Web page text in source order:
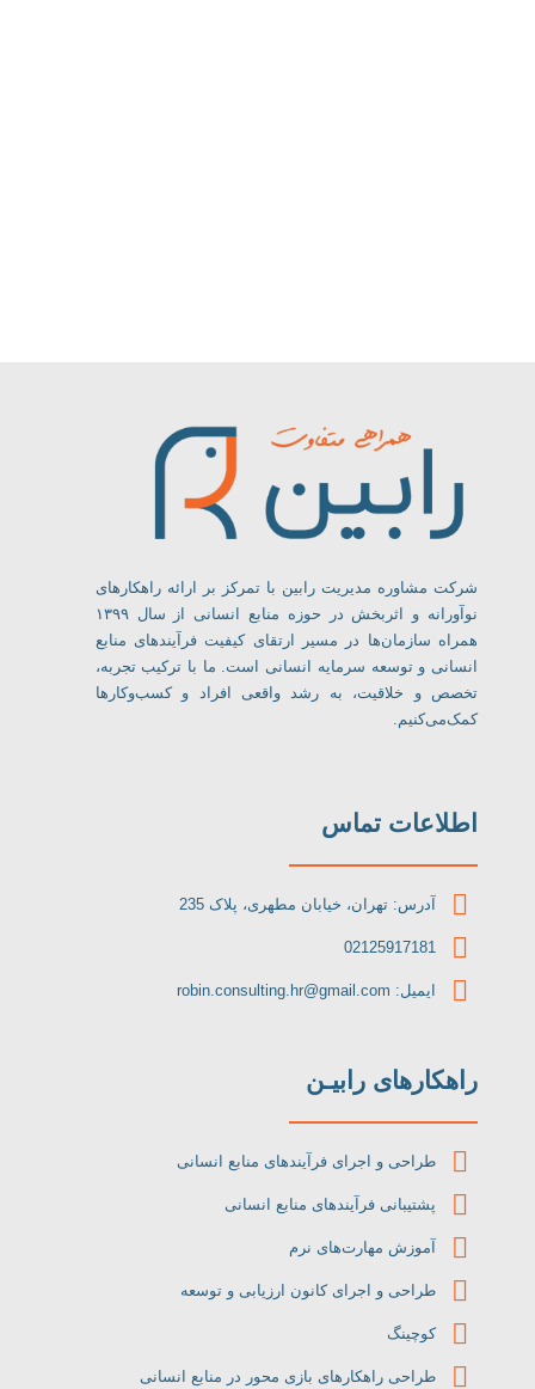
گروه مشاوره منابع انسانی رابین
شرکت مشاوره مدیریت رابین با تمرکز بر ارائه راهکارهای
نوآورانه و اثربخش در حوزه منابع انسانی از سال ۱۳۹۹
همراه سازمان‌ها در مسیر ارتقای کیفیت فرآیندهای منابع
انسانی و توسعه سرمایه انسانی است. ما با ترکیب تجربه،
تخصص و خلاقیت، به رشد واقعی افراد و کسب‌وکارها
کمک‌می‌کنیم.
اطلاعات تماس
آدرس: تهران، خیابان مطهری، پلاک 235
02125917181
ایمیل: robin.consulting.hr@gmail.com
راهکارهای رابیـن
طراحی و اجرای فرآیندهای منابع انسانی
پشتیبانی فرآیندهای منابع انسانی
آموزش مهارت‌های نرم
طراحی و اجرای کانون ارزیابی و توسعه
کوچینگ
طراحی راهکارهای بازی محور در منابع انسانی